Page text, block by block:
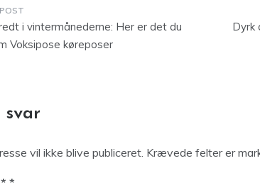
i vintermånederne: Her er det du
Voksipose køreposer
Dyrk
svar
vil ikke blive publiceret. Krævede felter er
*